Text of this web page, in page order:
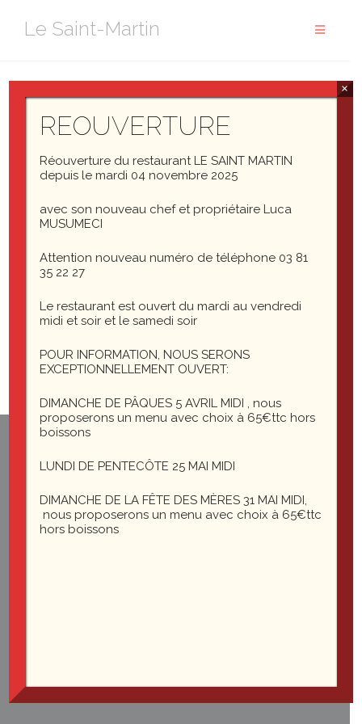
Le Saint-Martin
Level 1
the importer correctly assigns parents and children even
when the children come first in the export file.
25200 Montbéliard
le-saint-martin@orange.fr
REOUVERTURE
Réouverture du restaurant LE SAINT MARTIN
depuis le mardi 04 novembre 2025
avec son nouveau chef et propriétaire Luca
MUSUMECI
Attention nouveau numéro de téléphone 03 81
35 22 27
Le restaurant est ouvert du mardi au vendredi
midi et soir et le samedi soir
POUR INFORMATION, NOUS SERONS
EXCEPTIONNELLEMENT OUVERT:
DIMANCHE DE PÂQUES 5 AVRIL MIDI , nous
proposerons un menu avec choix à 65€ttc hors
boissons
LUNDI DE PENTECÔTE 25 MAI MIDI
DIMANCHE DE LA FÊTE DES MÈRES 31 MAI MIDI,
nous proposerons un menu avec choix à 65€ttc
hors boissons
×